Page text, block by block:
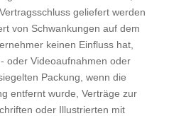
geliefert werden
von Schwankungen auf dem
keinen Einfluss hat,
oder Videoaufnahmen oder
Packung, wenn die
entfernt wurde, Verträge zur
oder Illustrierten mit